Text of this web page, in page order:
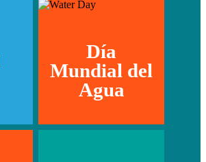
Día
Mundial del
Agua